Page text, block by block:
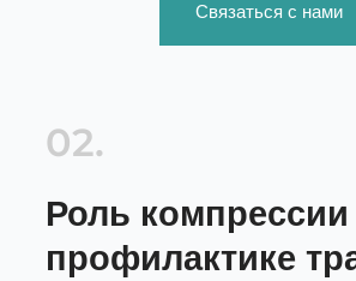
Связаться с нами
02.
Роль компрессии
профилактике